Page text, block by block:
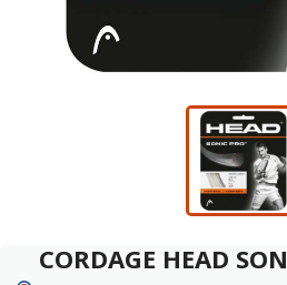
CORDAGE HEAD